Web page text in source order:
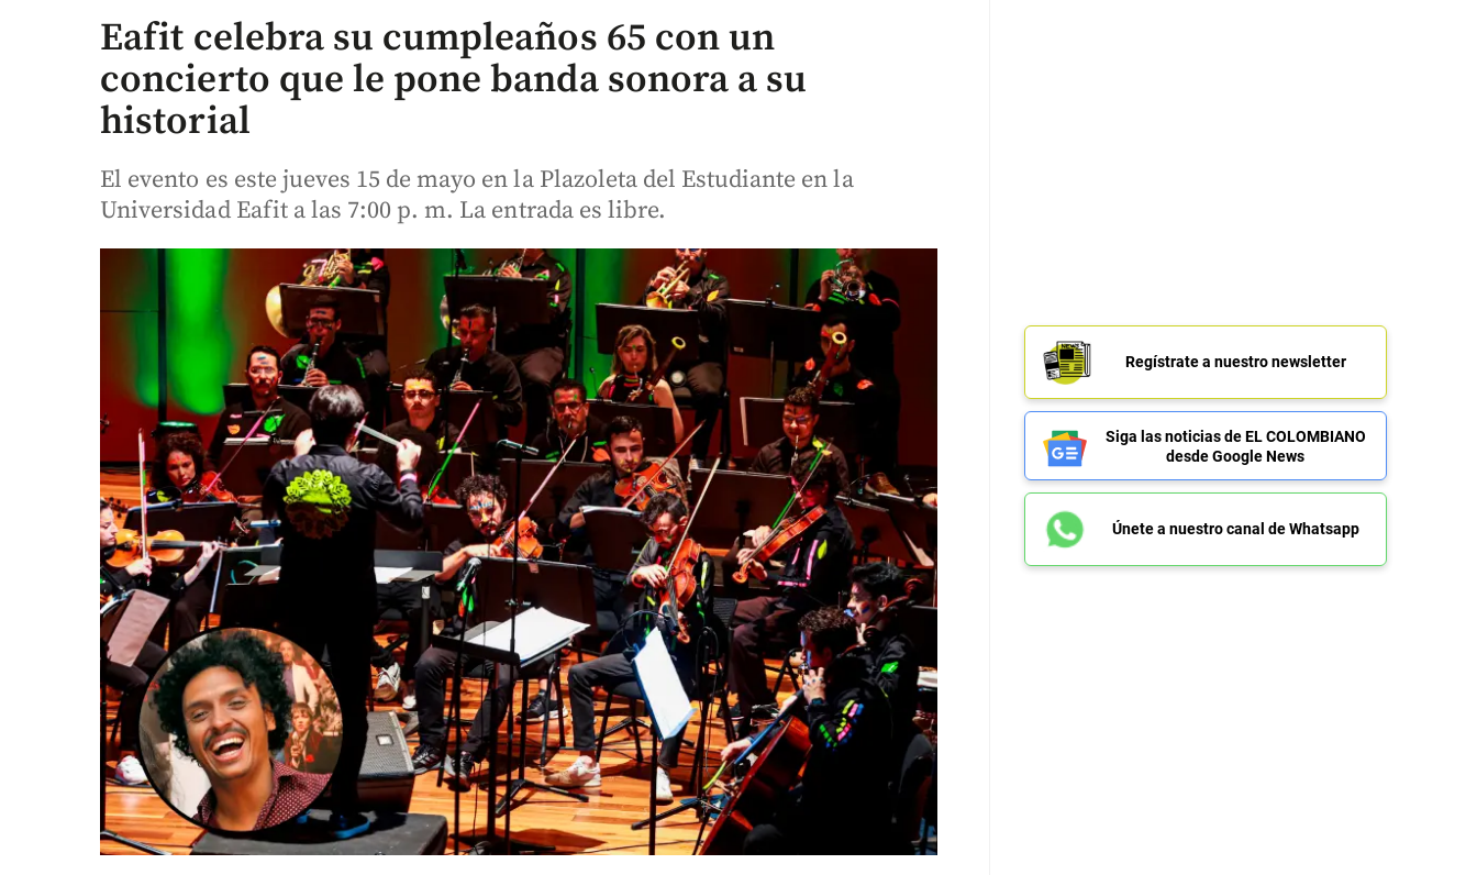
Eafit celebra su cumpleaños 65 con un
concierto que le pone banda sonora a su
historial
El evento es este jueves 15 de mayo en la Plazoleta del Estudiante en la
Universidad Eafit a las 7:00 p. m. La entrada es libre.
Regístrate a nuestro newsletter
Siga las noticias de EL COLOMBIANO
desde Google News
Únete a nuestro canal de Whatsapp